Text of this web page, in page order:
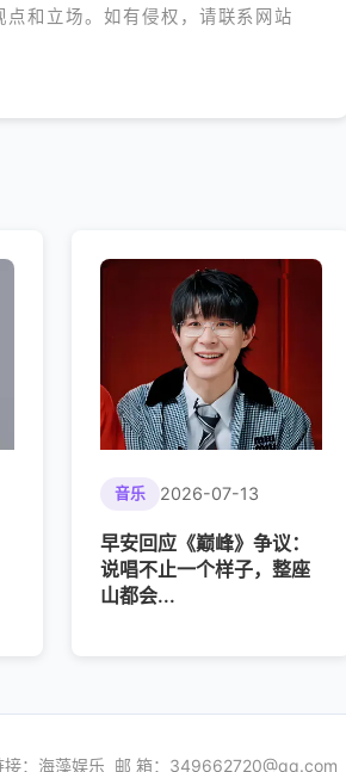
和立场。如有侵权，请联系网站
音乐 2026-07-13
早安回应《巅峰》争议：
说唱不止一个样子，整座
山都会...
： 海藻娱乐 邮 箱： 349662720@qq.com